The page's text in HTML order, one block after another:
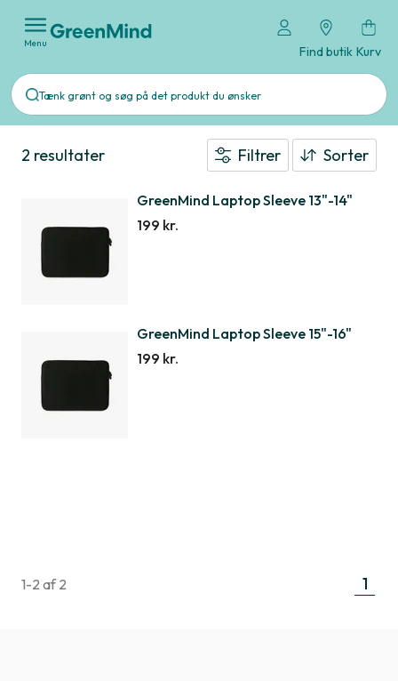
Menu
Find butik Kurv
2 resultater Filtrer Sorter
GreenMind Laptop Sleeve 13"-14"
199 kr.
GreenMind Laptop Sleeve 15"-16"
199 kr.
1-2 af 2 1